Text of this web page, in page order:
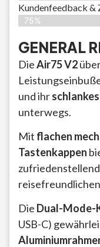
Kundenfeedback &
75%
GENERAL
DieAir75 V2
und ihr
unterwegs.
Mit flachen
Tastenkappen
Die Dual-
USB-C)